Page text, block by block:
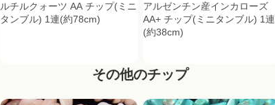
ルチルクォーツ AA チップ(ミニ
タンブル) 1連(約78cm)
アルゼンチン産インカローズ
AA+ チップ(ミニタンブル) 1連
(約38cm)
その他のチップ